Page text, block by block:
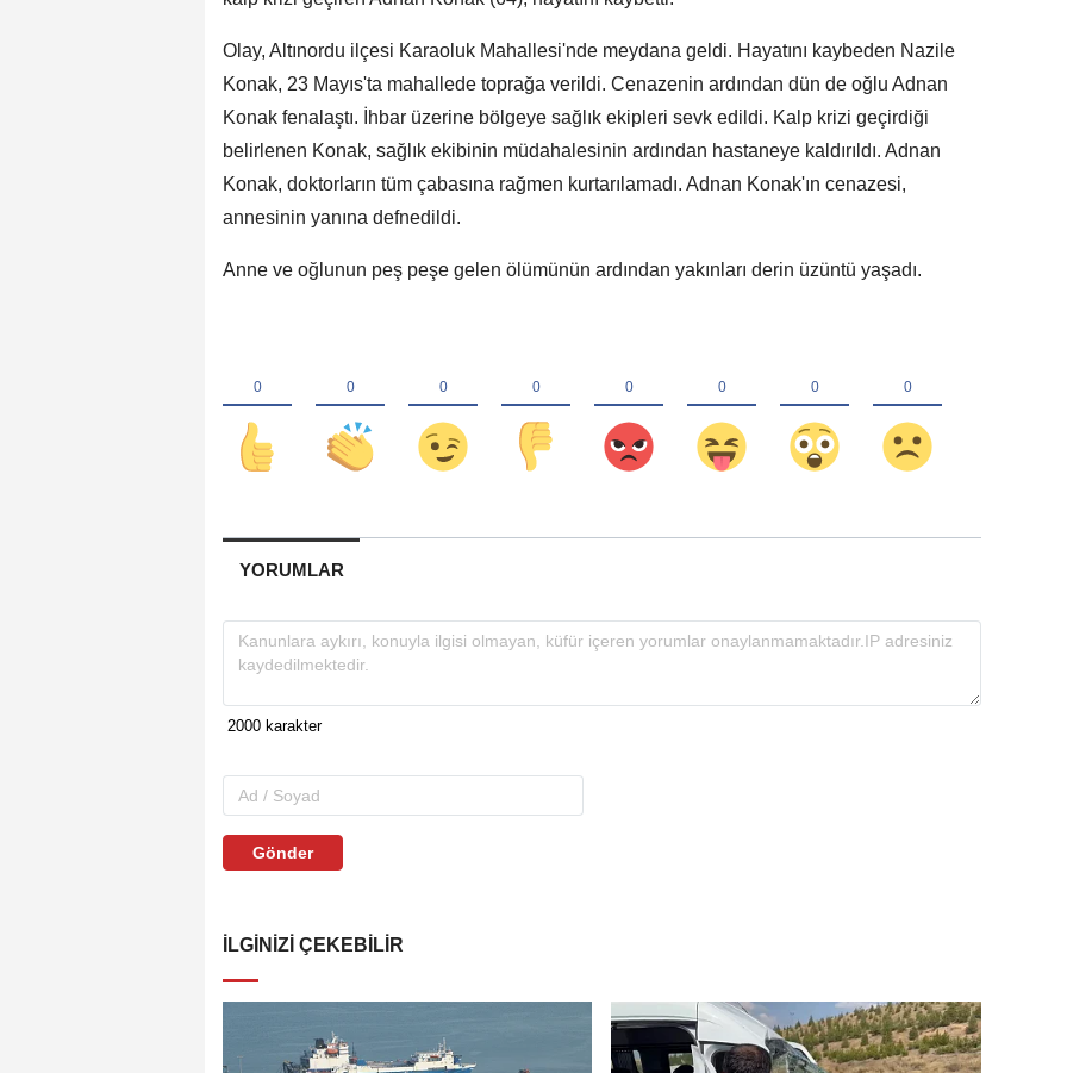
Olay, Altınordu ilçesi Karaoluk Mahallesi'nde meydana geldi. Hayatını kaybeden Nazile
Konak, 23 Mayıs'ta mahallede toprağa verildi. Cenazenin ardından dün de oğlu Adnan
Konak fenalaştı. İhbar üzerine bölgeye sağlık ekipleri sevk edildi. Kalp krizi geçirdiği
belirlenen Konak, sağlık ekibinin müdahalesinin ardından hastaneye kaldırıldı. Adnan
Konak, doktorların tüm çabasına rağmen kurtarılamadı. Adnan Konak'ın cenazesi,
annesinin yanına defnedildi.
Anne ve oğlunun peş peşe gelen ölümünün ardından yakınları derin üzüntü yaşadı.
YORUMLAR
Gönder
İLGINIZI ÇEKEBILIR